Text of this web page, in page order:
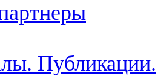
Публикации.